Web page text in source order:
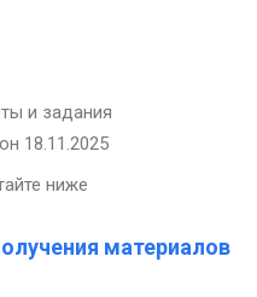
и задания
18.11.2025
ниже
материалов